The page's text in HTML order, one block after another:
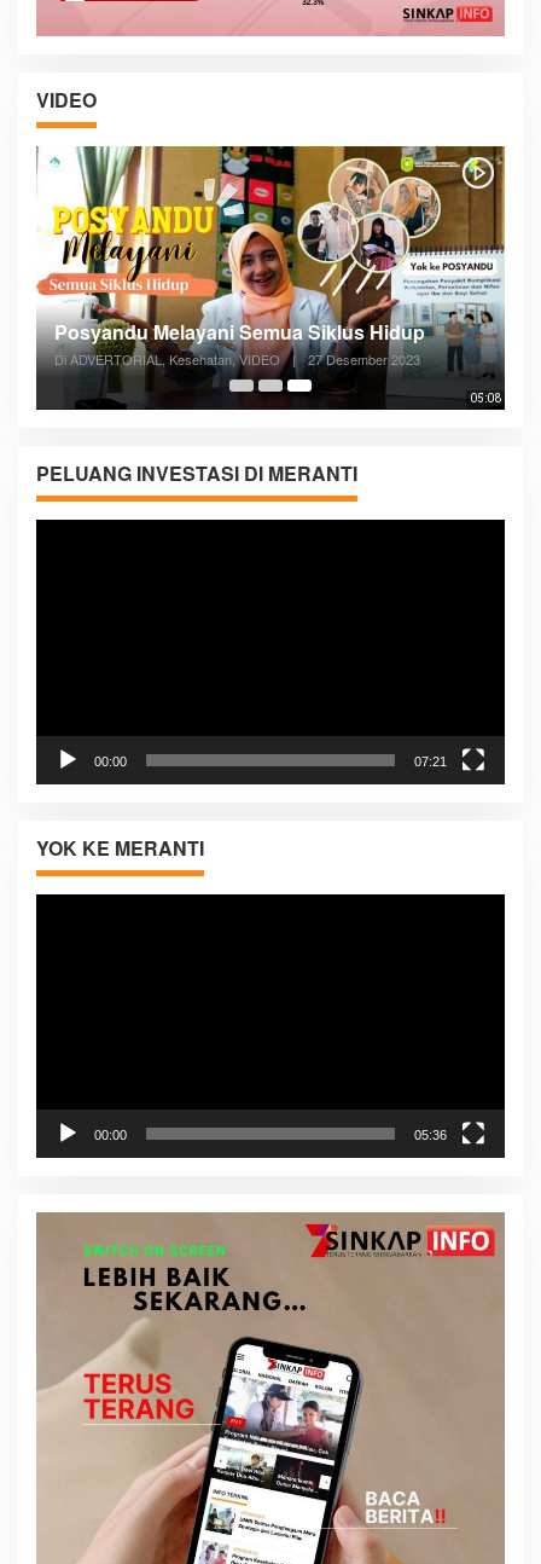
VIDEO
05:08
Posyandu Melayani Semua Siklus Hidup
Di ADVERTORIAL, Kesehatan, VIDEO | 27 Desember 2023
PELUANG INVESTASI DI MERANTI
00:00 07:21
YOK KE MERANTI
Pemutar
00:00 05:36